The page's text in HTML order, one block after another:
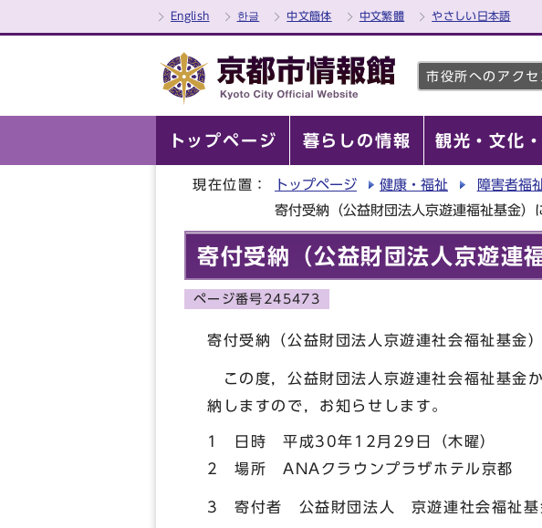
English 한글 中文簡体 中文繁體 やさしい日本語
市役所へのアクセ
トップページ 暮らしの情報 観光・文化
現在位置： トップページ 健康・福祉 障害者福
寄付受納（公益財団法人京遊連福祉基金）
寄付受納（公益財団法人京遊連
ページ番号245473
寄付受納（公益財団法人京遊連社会福祉基金
この度，公益財団法人京遊連社会福祉基金
納しますので，お知らせします。
1 日時 平成30年12月29日（木曜）
2 場所 ANAクラウンプラザホテル京都
3 寄付者 公益財団法人 京遊連社会福祉